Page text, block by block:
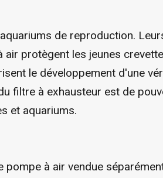
de reproduction.
protègent les jeunes
le développement d'une
filtre à exhausteur est de
et aquariums.
à air vendue